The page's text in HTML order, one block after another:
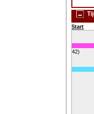
Start
Jannetje NIEBEEK (1889-1942)